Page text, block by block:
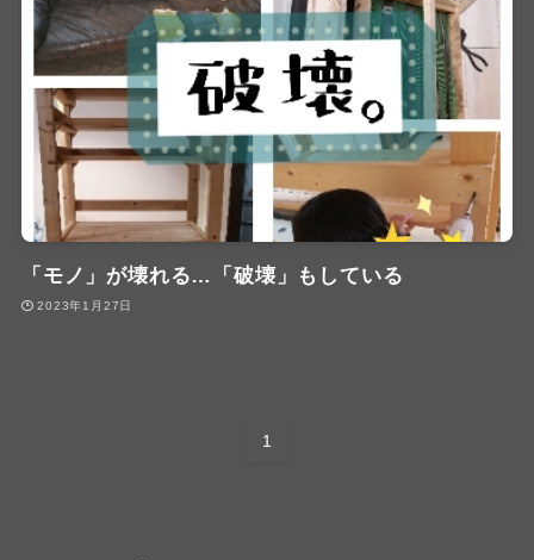
「モノ」が壊れる…「破壊」もしている
2023年1月27日
1